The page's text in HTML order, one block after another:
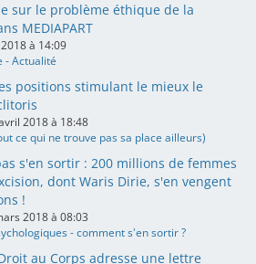
sur le problème éthique de la
MEDIAPART
à 14:09
- Actualité
positions stimulant le mieux le
2018 à 18:48
ce qui ne trouve pas sa place ailleurs)
s'en sortir : 200 millions de femmes
dont Waris Dirie, s'en vengent
!
2018 à 08:03
- comment s'en sortir ?
au Corps adresse une lettre